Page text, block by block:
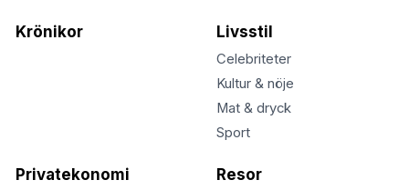
Krönikor Livsstil
Celebriteter
Kultur & nöje
Mat & dryck
Sport
Privatekonomi Resor